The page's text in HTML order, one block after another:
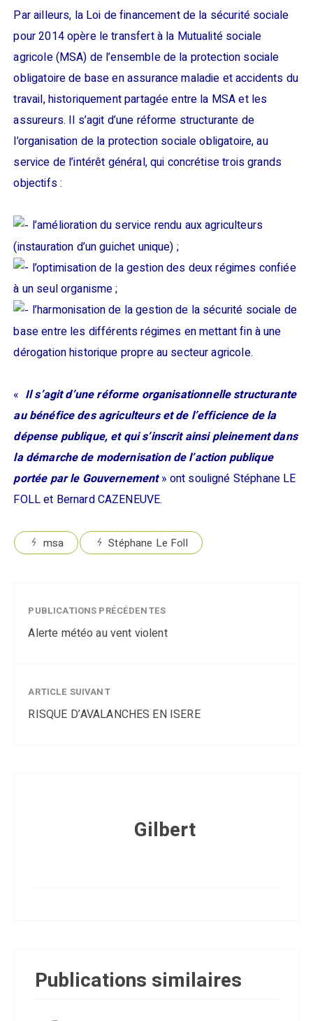
Par ailleurs, la Loi de financement de la sécurité sociale
pour 2014 opère le transfert à la Mutualité sociale
agricole (MSA) de l’ensemble de la protection sociale
obligatoire de base en assurance maladie et accidents du
travail, historiquement partagée entre la MSA et les
assureurs. Il s’agit d’une réforme structurante de
l’organisation de la protection sociale obligatoire, au
service de l’intérêt général, qui concrétise trois grands
objectifs :
l’amélioration du service rendu aux agriculteurs
(instauration d’un guichet unique) ;
l’optimisation de la gestion des deux régimes confiée
à un seul organisme ;
l’harmonisation de la gestion de la sécurité sociale de
base entre les différents régimes en mettant fin à une
dérogation historique propre au secteur agricole.
« Il s’agit d’une réforme organisationnelle structurante
au bénéfice des agriculteurs et de l’efficience de la
dépense publique, et qui s’inscrit ainsi pleinement dans
la démarche de modernisation de l’action publique
portée par le Gouvernement » ont souligné Stéphane LE
FOLL et Bernard CAZENEUVE.
msa Stéphane Le Foll
PUBLICATIONS PRÉCÉDENTES
Alerte météo au vent violent
ARTICLE SUIVANT
RISQUE D’AVALANCHES EN ISERE
Gilbert
Publications similaires